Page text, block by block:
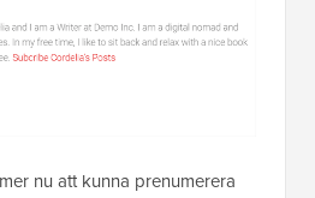
nu att kunna prenumerera